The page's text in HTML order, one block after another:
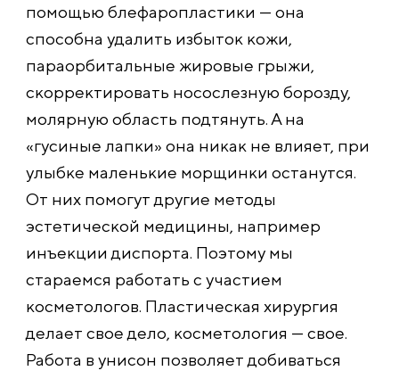
помощью блефаропластики — она
способна удалить избыток кожи,
параорбитальные жировые грыжи,
скорректировать носослезную борозду,
молярную область подтянуть. А на
«гусиные лапки» она никак не влияет, при
улыбке маленькие морщинки останутся.
От них помогут другие методы
эстетической медицины, например
инъекции диспорта. Поэтому мы
стараемся работать с участием
косметологов. Пластическая хирургия
делает свое дело, косметология — свое.
Работа в унисон позволяет добиваться